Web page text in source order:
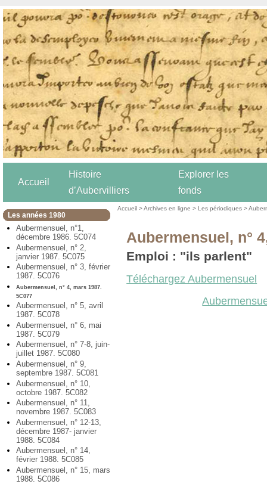
Accueil
Histoire
d’Aubervilliers
Explorer les
fonds
Les années 1980
Aubermensuel, n°1,
décembre 1986. 5C074
Aubermensuel, n° 2,
janvier 1987. 5C075
Aubermensuel, n° 3, février
1987. 5C076
Aubermensuel, n° 4, mars 1987.
5C077
Aubermensuel, n° 5, avril
1987. 5C078
Aubermensuel, n° 6, mai
1987. 5C079
Aubermensuel, n° 7-8, juin-
juillet 1987. 5C080
Aubermensuel, n° 9,
septembre 1987. 5C081
Aubermensuel, n° 10,
octobre 1987. 5C082
Aubermensuel, n° 11,
novembre 1987. 5C083
Aubermensuel, n° 12-13,
décembre 1987- janvier
1988. 5C084
Aubermensuel, n° 14,
février 1988. 5C085
Aubermensuel, n° 15, mars
1988. 5C086
Accueil >Archives en ligne >Les périodiques >
Aubermensuel, n°
Emploi : "ils parlent"
Téléchargez Aubermensuel